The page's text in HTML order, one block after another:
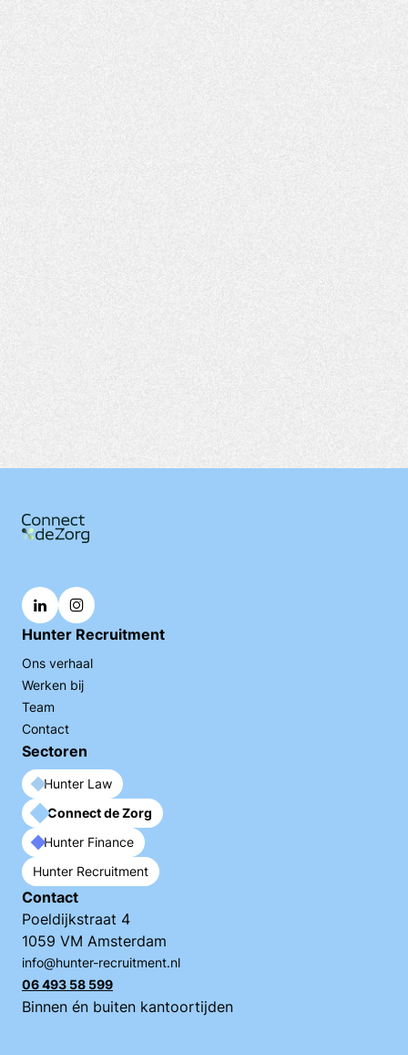
Hunter Recruitment
Ons verhaal
Werken bij
Team
Contact
Sectoren
Hunter Law
Connect de Zorg
Hunter Finance
Hunter Recruitment
Contact
Poeldijkstraat 4
1059 VM Amsterdam
info@hunter-recruitment.nl
06 493 58 599
Binnen én buiten kantoortijden